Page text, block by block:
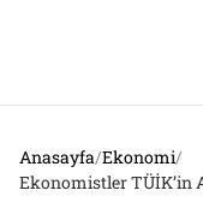
Anasayfa/Ekonomi/